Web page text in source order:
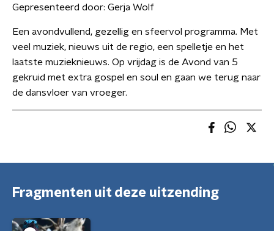
Gepresenteerd door: Gerja Wolf
Een avondvullend, gezellig en sfeervol programma. Met
veel muziek, nieuws uit de regio, een spelletje en het
laatste muzieknieuws. Op vrijdag is de Avond van 5
gekruid met extra gospel en soul en gaan we terug naar
de dansvloer van vroeger.
Fragmenten uit deze uitzending